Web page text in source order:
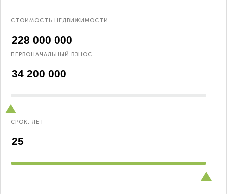
СТОИМОСТЬ НЕДВИЖИМОСТИ
ПЕРВОНАЧАЛЬНЫЙ ВЗНОС
СРОК, ЛЕТ